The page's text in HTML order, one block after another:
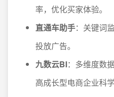
率，优化买家体验。
直通车助手：关键词
投放广告。
九数云BI：多维度数
高成长型电商企业科学